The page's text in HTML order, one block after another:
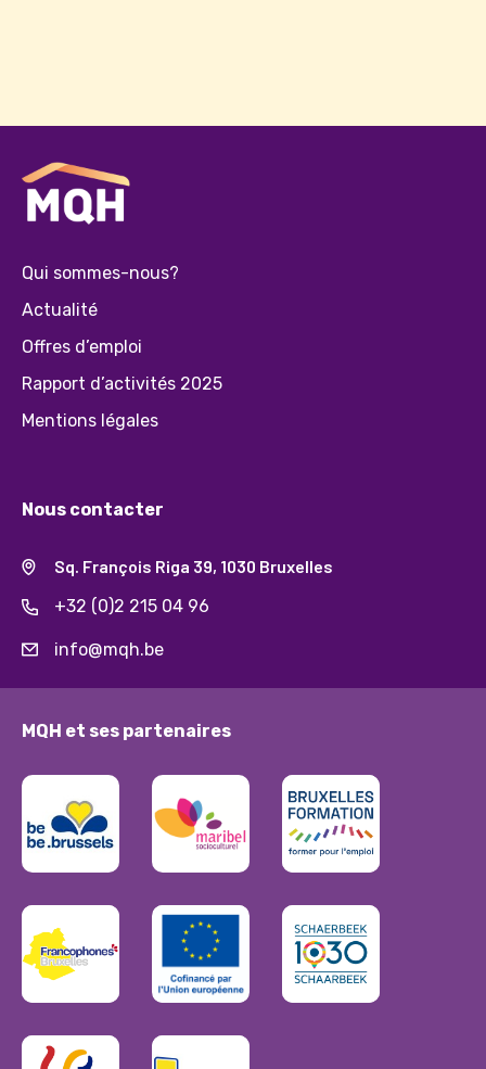
Qui sommes-nous?
Actualité
Offres d’emploi
Rapport d’activités 2025
Mentions légales
Nous contacter
Sq. François Riga 39, 1030 Bruxelles
+32 (0)2 215 04 96
info@mqh.be
MQH et ses partenaires